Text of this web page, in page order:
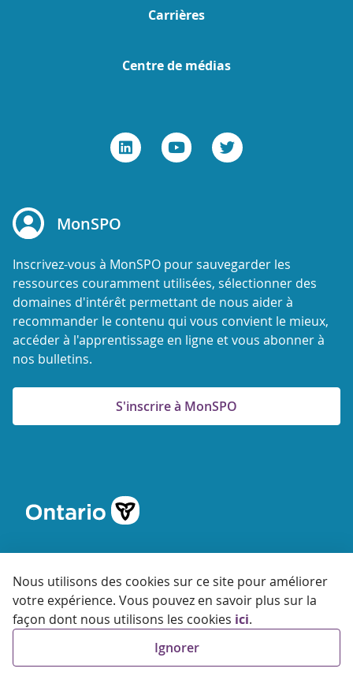
Nous utilisons des cookies sur ce site pour améliorer
votre expérience. Vous pouvez en savoir plus sur la
façon dont nous utilisons les cookies ici.
Ignorer
Carrières
Centre de médias
MonSPO
Inscrivez-vous à MonSPO pour sauvegarder les
ressources couramment utilisées, sélectionner des
domaines d'intérêt permettant de nous aider à
recommander le contenu qui vous convient le mieux,
accéder à l'apprentissage en ligne et vous abonner à
nos bulletins.
S'inscrire à MonSPO
© 2026 Agence ontarienne de protection et de promotion de
la santé
Confidentialité
d'utilisation
FAQ Plan du site